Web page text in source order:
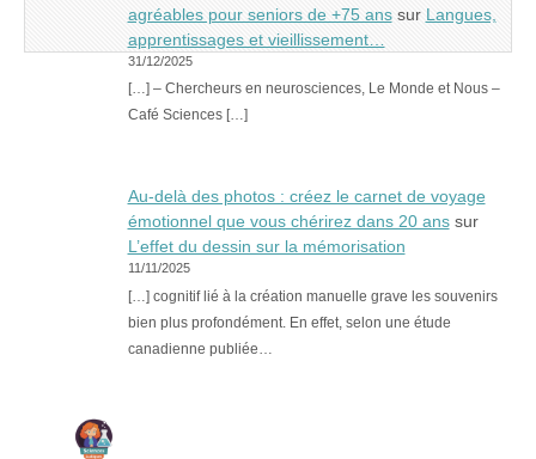
agréables pour seniors de +75 anssur Langues,
apprentissages et vieillissement…
31/12/2025
[…] – Chercheurs en neurosciences, Le Monde et Nous –
Café Sciences […]
Au-delà des photos : créez le carnet de voyage
émotionnel que vous chérirez dans 20 anssur
L’effet du dessin sur la mémorisation
11/11/2025
[…] cognitif lié à la création manuelle grave les souvenirs
bien plus profondément. En effet, selon une étude
canadienne publiée…